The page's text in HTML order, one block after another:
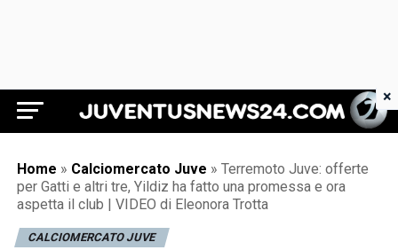
Juventus News 24
Home » Calciomercato Juve » Terremoto Juve: offerte
per Gatti e altri tre, Yildiz ha fatto una promessa e ora
aspetta il club | VIDEO di Eleonora Trotta
CALCIOMERCATO JUVE
×